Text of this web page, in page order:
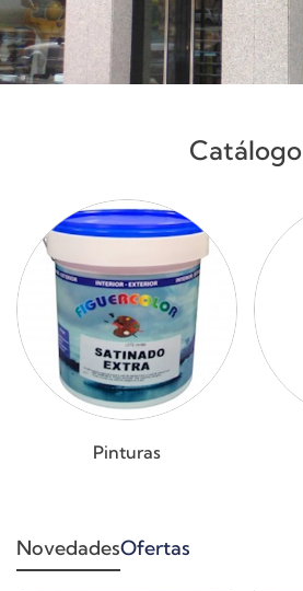
Catálogo
Pinturas
NovedadesOfertas